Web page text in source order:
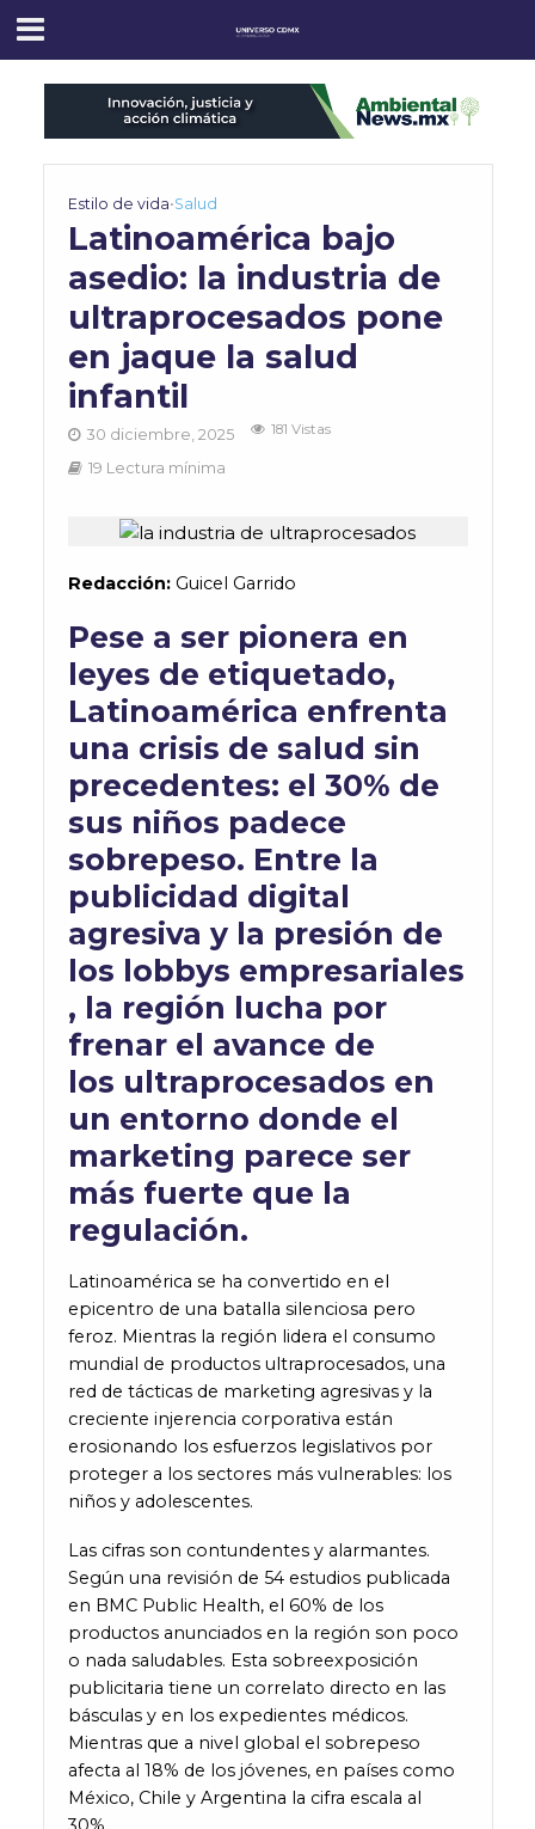
Estilo de vida•Salud
Latinoamérica bajo
asedio: la industria de
ultraprocesados pone
en jaque la salud
infantil
30 diciembre, 2025 181 Vistas
19 Lectura mínima
Redacción: Guicel Garrido
Pese a ser pionera en
leyes de etiquetado,
Latinoamérica enfrenta
una crisis de salud sin
precedentes: el 30% de
sus niños padece
sobrepeso. Entre la
publicidad digital
agresiva y la presión de
los lobbys empresariales
, la región lucha por
frenar el avance de
los ultraprocesados en
un entorno donde el
marketing parece ser
más fuerte que la
regulación.
Latinoamérica se ha convertido en el
epicentro de una batalla silenciosa pero
feroz. Mientras la región lidera el consumo
mundial de productos ultraprocesados, una
red de tácticas de marketing agresivas y la
creciente injerencia corporativa están
erosionando los esfuerzos legislativos por
proteger a los sectores más vulnerables: los
niños y adolescentes.
Las cifras son contundentes y alarmantes.
Según una revisión de 54 estudios publicada
en BMC Public Health, el 60% de los
productos anunciados en la región son poco
o nada saludables. Esta sobreexposición
publicitaria tiene un correlato directo en las
básculas y en los expedientes médicos.
Mientras que a nivel global el sobrepeso
afecta al 18% de los jóvenes, en países como
México, Chile y Argentina la cifra escala al